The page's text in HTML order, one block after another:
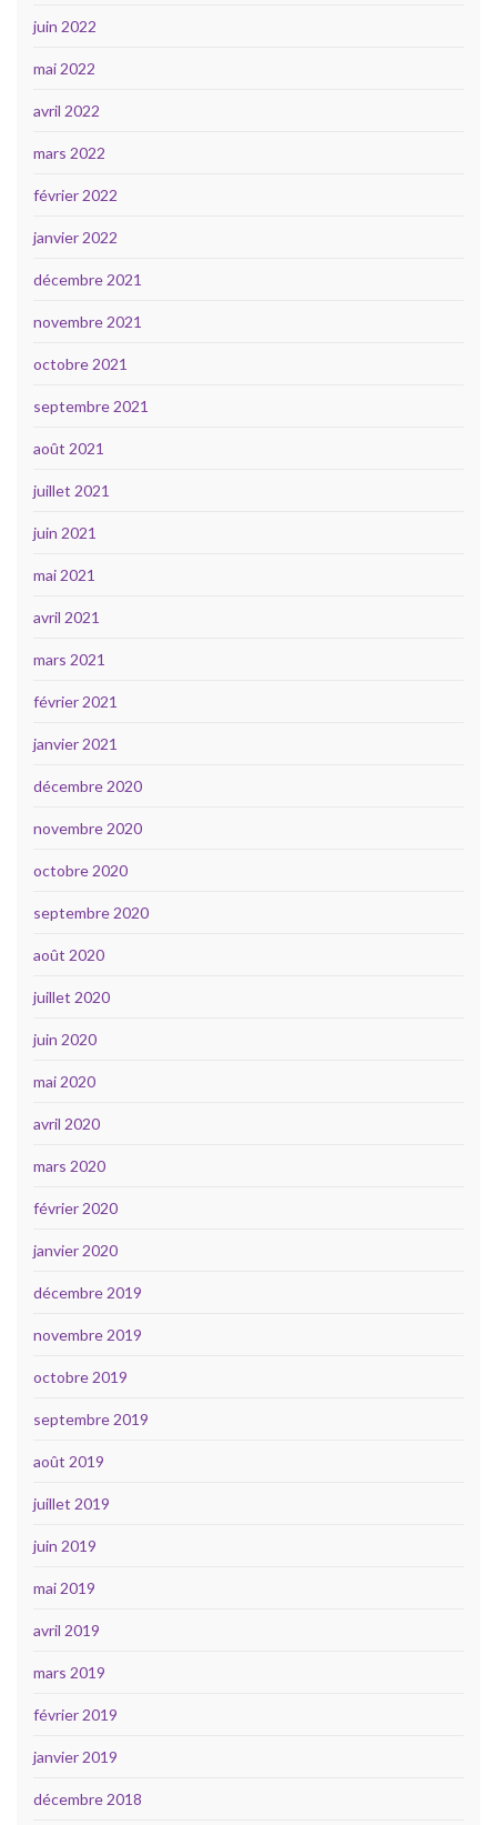
juin 2022
mai 2022
avril 2022
mars 2022
février 2022
janvier 2022
décembre 2021
novembre 2021
octobre 2021
septembre 2021
août 2021
juillet 2021
juin 2021
mai 2021
avril 2021
mars 2021
février 2021
janvier 2021
décembre 2020
novembre 2020
octobre 2020
septembre 2020
août 2020
juillet 2020
juin 2020
mai 2020
avril 2020
mars 2020
février 2020
janvier 2020
décembre 2019
novembre 2019
octobre 2019
septembre 2019
août 2019
juillet 2019
juin 2019
mai 2019
avril 2019
mars 2019
février 2019
janvier 2019
décembre 2018